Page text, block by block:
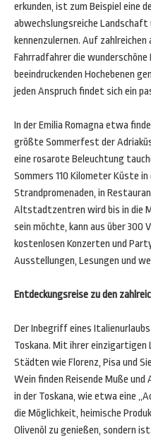
erkunden, ist zum Beispiel eine
abwechslungsreiche
kennenzulernen. Auf
Fahrradfahrer die
beeindruckenden Hochebenen
jeden Anspruch findet sich ein
In der Emilia Romagna etwa
größte Sommerfest der
eine rosarote Beleuchtung
Sommers 110 Kilometer Küste
Strandpromenaden, in
Altstadtzentren wird bis in die
sein möchte, kann aus über 300
kostenlosen Konzerten und
Ausstellungen, Lesungen und
Entdeckungsreise zu den
Der Inbegriff eines
Toskana. Mit ihrer
Städten wie Florenz, Pisa und
Wein finden Reisende Muße und
in der Toskana, wie etwa eine
die Möglichkeit, heimische
Olivenöl zu genießen, sondern